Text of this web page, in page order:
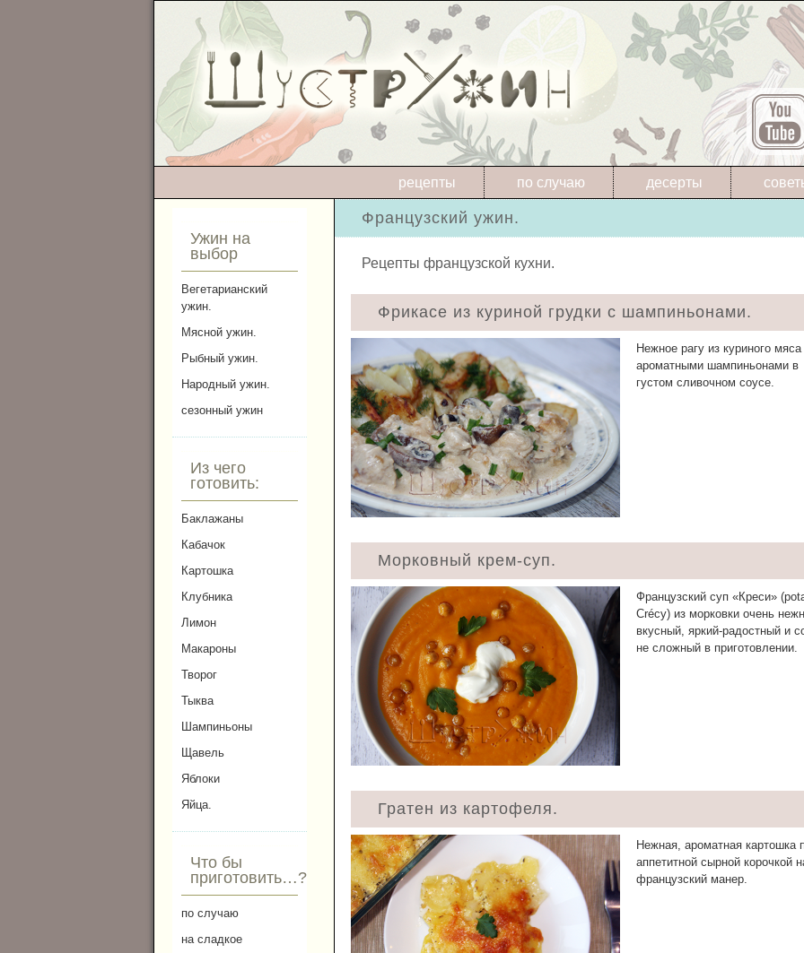
десерты
по случаю
рецепты
Ужин на
выбор
Вегетарианский
ужин.
Мясной ужин.
Рыбный ужин.
Народный ужин.
сезонный ужин
Из чего
готовить:
Баклажаны
Кабачок
Картошка
Клубника
Лимон
Макароны
Творог
Тыква
Шампиньоны
Щавель
Яблоки
Яйца.
Что бы
приготовить…?
по случаю
на сладкое
Французский ужин.
Рецепты французской кухни.
Фрикасе из куриной грудки с шампиньонами.
Нежное рагу из куриного мяса
ароматными шампиньонами в
густом сливочном соусе.
Морковный крем-суп.
Французский суп «Креси»
Crécy) из морковки очень
вкусный, яркий-радостный и
не сложный в приготовлении.
Гратен из картофеля.
Нежная, ароматная картошка
аппетитной сырной корочкой
французский манер.